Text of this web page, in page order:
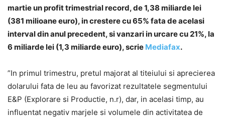
martie un profit trimestrial record, de 1,38 miliarde lei
(381 milioane euro), in crestere cu 65% fata de acelasi
interval din anul precedent, si vanzari in urcare cu 21%, la
6 miliarde lei (1,3 miliarde euro), scrie Mediafax.
”In primul trimestru, pretul majorat al titeiului si aprecierea
dolarului fata de leu au favorizat rezultatele segmentului
E&P (Explorare si Productie, n.r), dar, in acelasi timp, au
influentat negativ marjele si volumele din activitatea de